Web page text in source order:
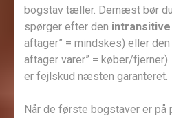
bogstav tæller. Dernæst bør
spørger efter den intransitive
aftager” = mindskes) eller den
aftager varer” = køber/
er fejlskud næsten garanteret.
Når de første bogstaver er på